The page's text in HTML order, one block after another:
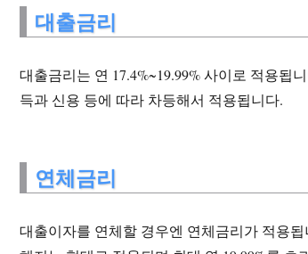
대출금리
대출금리는 연 17.4%~19.99% 사이로 적용됩
득과 신용 등에 따라 차등해서 적용됩니다.
연체금리
대출이자를 연체할 경우엔 연체금리가 적용